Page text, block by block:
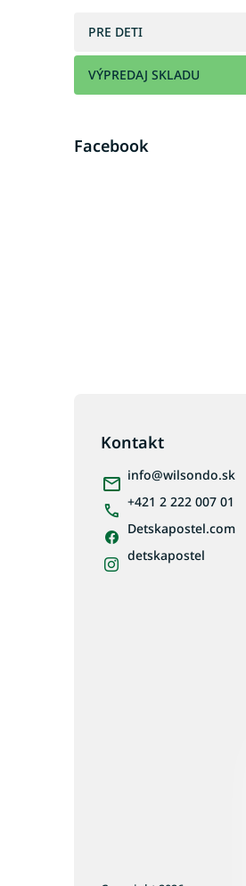
PRE DETI
VÝPREDAJ SKLADU
Facebook
Kontakt
info@wilsondo.sk
+421 2 222 007 01
Detskapostel.com
detskapostel